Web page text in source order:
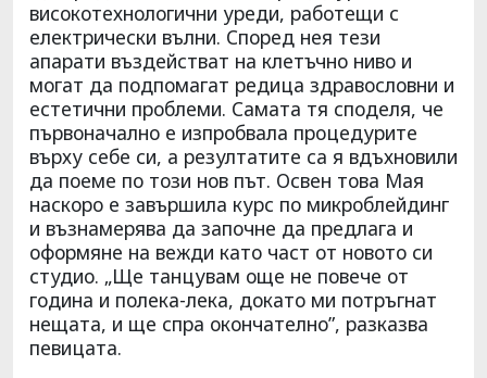
високотехнологични уреди, работещи с
електрически вълни. Според нея тези
апарати въздействат на клетъчно ниво и
могат да подпомагат редица здравословни и
естетични проблеми. Самата тя споделя, че
първоначално е изпробвала процедурите
върху себе си, а резултатите са я вдъхновили
да поеме по този нов път. Освен това Мая
наскоро е завършила курс по микроблейдинг
и възнамерява да започне да предлага и
оформяне на вежди като част от новото си
студио. „Ще танцувам още не повече от
година и полека-лека, докато ми потръгнат
нещата, и ще спра окончателно”, разказва
певицата.